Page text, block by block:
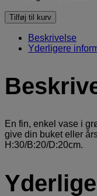
Tilføj til kurv
Beskrivelse
Yderligere
En fin, enkel vase i
give din buket eller
H:30/B:20/D:20cm.